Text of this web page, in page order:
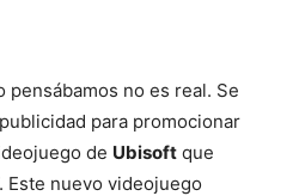
pensábamos no es real. Se
para promocionar
de Ubisoft que
. Este nuevo videojuego